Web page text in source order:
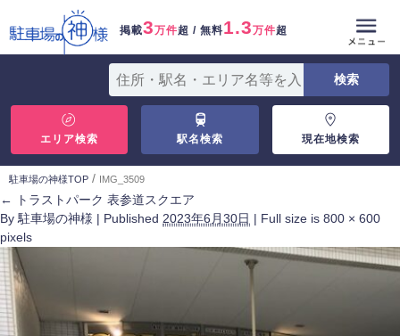
掲載3万件超 / 無料1.3万件超
エリア検索 駅名検索 現在地検索
駐車場の神様TOP / IMG_3509
←
トラストパーク 表参道スクエア
By 駐車場の神様 | Published 2023年6月30日 | Full size is 800 × 600
pixels